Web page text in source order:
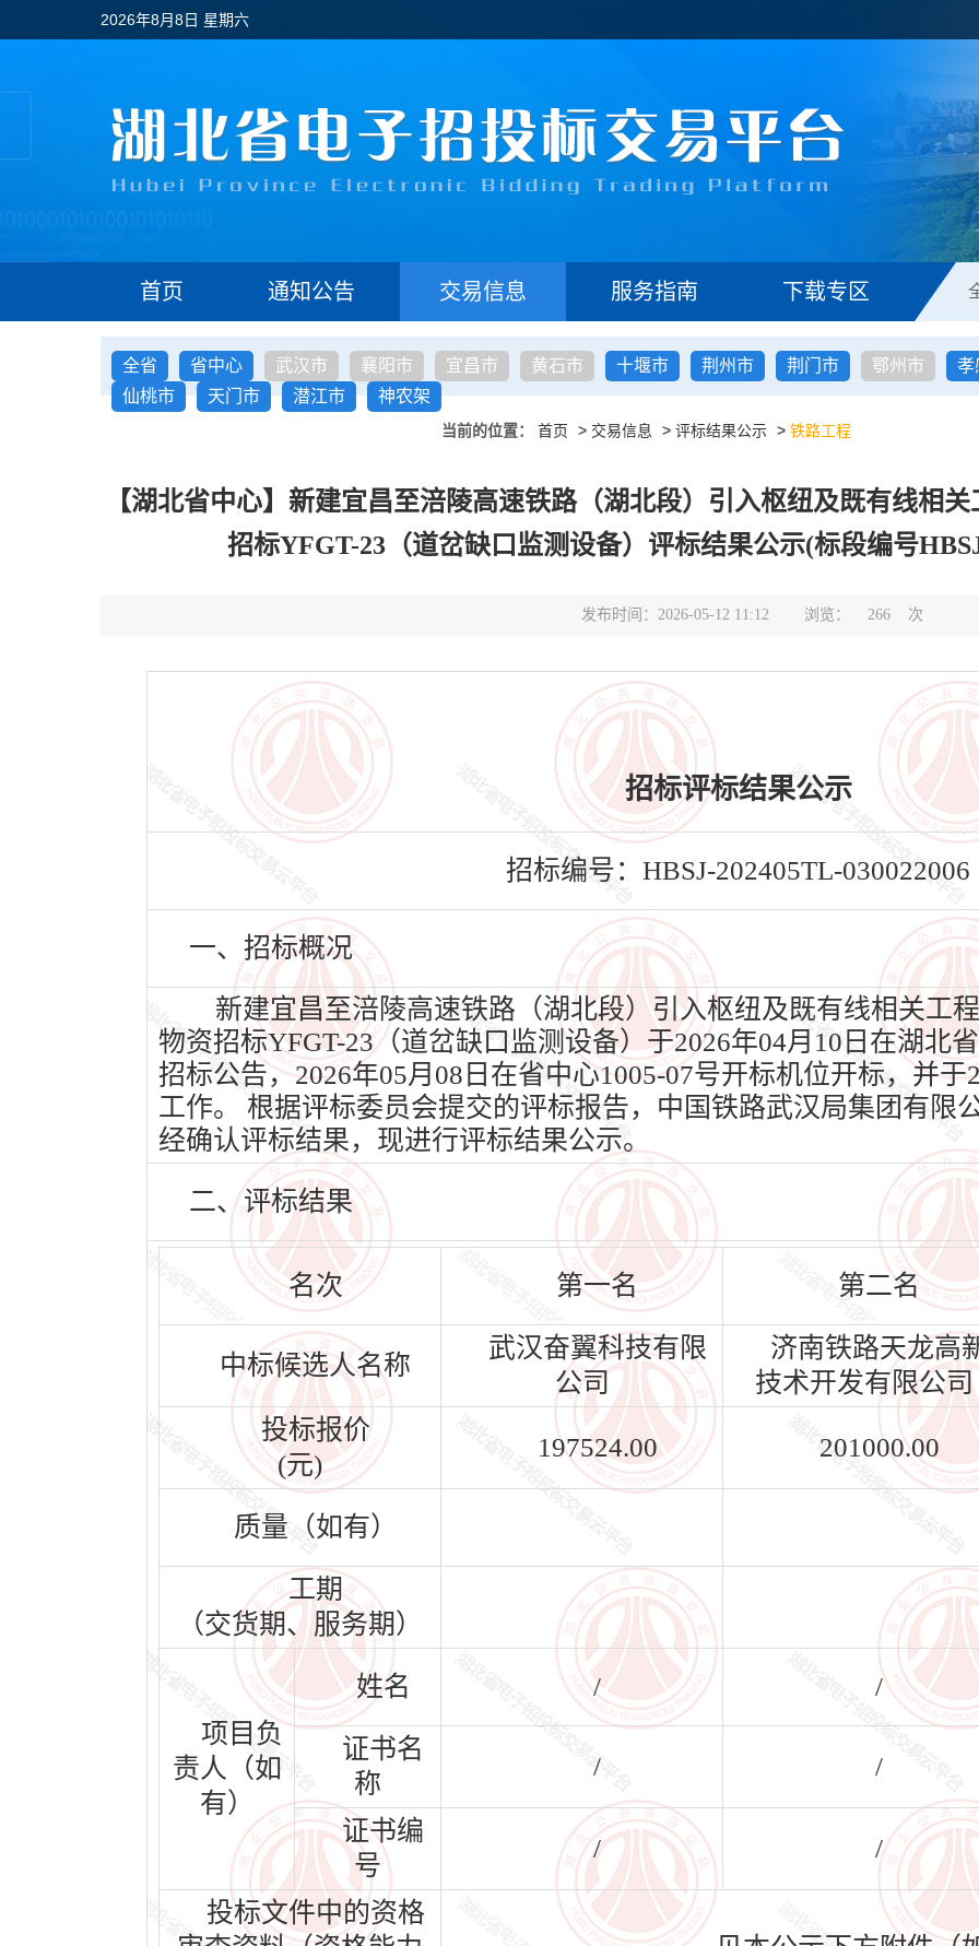
2026年8月8日 星期六
首页 通知公告 交易信息 服务指南 下载专区
全省 省中心 武汉市 襄阳市 宜昌市 黄石市 十堰市 荆州市 荆门市 鄂州市
孝
仙桃市
天门市 潜江市 神农架
当前的位置： 首页 > 交易信息 > 评标结果公示 > 铁路工程
【湖北省中心】新建宜昌至涪陵高速铁路（湖北段）引入枢纽及既有线相
招标YFGT-23（道岔缺口监测设备）评标结果公示(标段编号
发布时间：2026-05-12 11:12 浏览： 266 次
招标评标结果公示
招标编号：HBSJ-202405TL-030022006
一、招标概况
新建宜昌至涪陵高速铁路（湖北段）引入枢纽及既有线相关工
物资招标YFGT-23（道岔缺口监测设备）于2026年04月10日在湖北
招标公告，2026年05月08日在省中心1005-07号开标机位开标，并于
工作。 根据评标委员会提交的评标报告，中国铁路武汉局集团有限
经确认评标结果，现进行评标结果公示。
二、评标结果
名次 第一名 第二名
中标候选人名称
武汉奋翼科技有限
公司
济南铁路天龙高
技术开发有限公司
投标报价
(元)
197524.00 201000.00
质量（如有）
工期
（交货期、服务期）
项目负
责人（如
有）
姓名 / /
证书名
称
/ /
证书编
号
/ /
投标文件中的资格